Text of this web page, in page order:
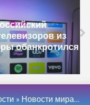
из
-
» Новости мира Интернет